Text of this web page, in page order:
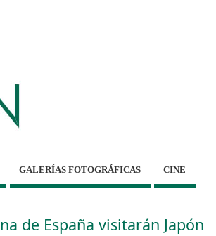
GALERÍAS FOTOGRÁFICAS CINE
de España visitarán Japón